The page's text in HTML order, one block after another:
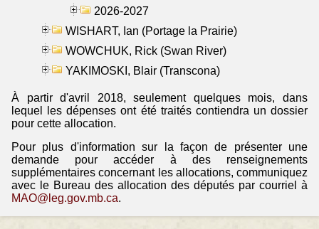
2026-2027
WISHART, Ian (Portage la Prairie)
WOWCHUK, Rick (Swan River)
YAKIMOSKI, Blair (Transcona)
À partir d'avril 2018, seulement quelques mois, dans
lequel les dépenses ont été traités contiendra un dossier
pour cette allocation.
Pour plus d'information sur la façon de présenter une
demande pour accéder à des renseignements
supplémentaires concernant les allocations, communiquez
avec le Bureau des allocation des députés par courriel à
MAO@leg.gov.mb.ca.